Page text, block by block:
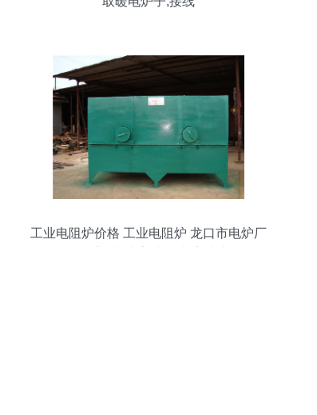
工业电阻炉价格 工业电阻炉 龙口市电炉厂